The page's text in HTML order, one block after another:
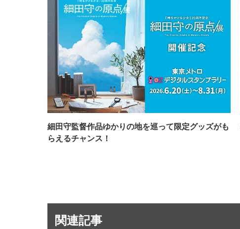
細田守監督作品ゆかりの地を巡って限定グッズがも
らえるチャンス！
関連記事